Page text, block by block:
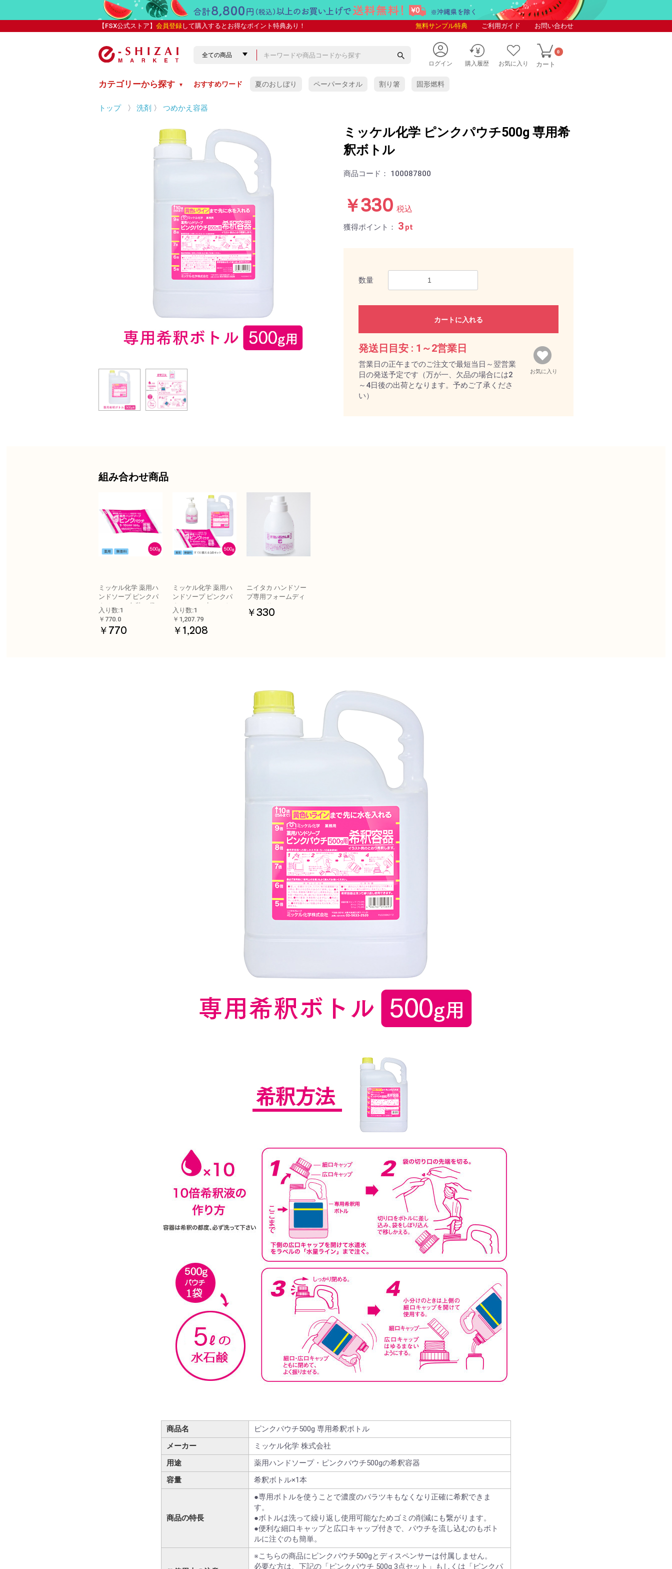
【FSX公式ストア】 会員登録して購入するとお得なポイント特典あり！ 無料サンプル特典 ご利用ガイド お問い合わせ
ログイン 購入履歴 お気に入り カート
0
カテゴリーから探す ▼ おすすめワード 夏のおしぼり ペーパータオル 割り箸 固形燃料
トップ 〉 洗剤 〉 つめかえ容器
ミッケル化学 ピンクパウチ500g 専用希
釈ボトル
商品コード： 100087800
￥330 税込
獲得ポイント： 3 pt
数量
カートに入れる
お気に入り
発送日目安 : 1～2営業日
営業日の正午までのご注文で最短当日～翌営業
日の発送予定です（万が一、欠品の場合には2
～4日後の出荷となります。予めご了承くださ
い）
組み合わせ商品
ミッケル化学 薬用ハ
ンドソープ ピンクパ
ウチ 500g 包装×1袋
入り数:1
￥770.0
￥770
ミッケル化学 薬用ハ
ンドソープ ピンクパ
ウチ500g 3点セット
入り数:1
￥1,207.79
￥1,208
ニイタカ ハンドソー
プ専用フォームディ
スペンサー
￥330
商品名
ピンクパウチ500g 専用希釈ボトル
メーカー
ミッケル化学 株式会社
用途
薬用ハンドソープ・ピンクパウチ500gの希釈容器
容量
希釈ボトル×1本
商品の特長
●専用ボトルを使うことで濃度のバラツキもなくなり正確に希釈できま
す。
●ボトルは洗って繰り返し使用可能なためゴミの削減にも繋がります。
●便利な細口キャップと広口キャップ付きで、パウチを流し込むのもボト
ルに注ぐのも簡単。
※こちらの商品にピンクパウチ500gとディスペンサーは付属しません。
必要な方は、下記の「ピンクパウチ 500g 3点セット」もしくは「ピンクパ